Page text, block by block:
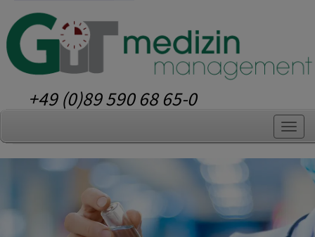
+49 (0)89 590 68 65-0